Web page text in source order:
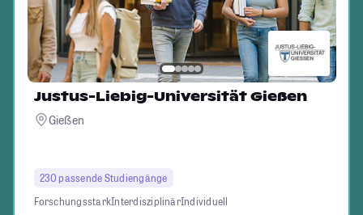
Justus-Liebig-Universität Gießen
Gießen
230 passende Studiengänge
ForschungsstarkInterdisziplinärIndividuell